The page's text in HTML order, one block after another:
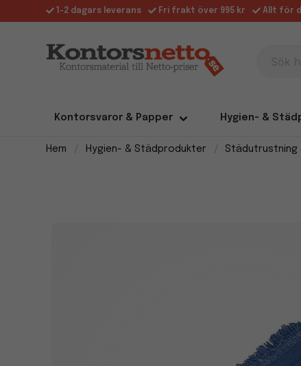
1-2 dagars leverans Fri frakt över 995 kr Allt för
Kontorsvaror & Papper Hygien- &
Hem Hygien- & Städprodukter Städutrustning